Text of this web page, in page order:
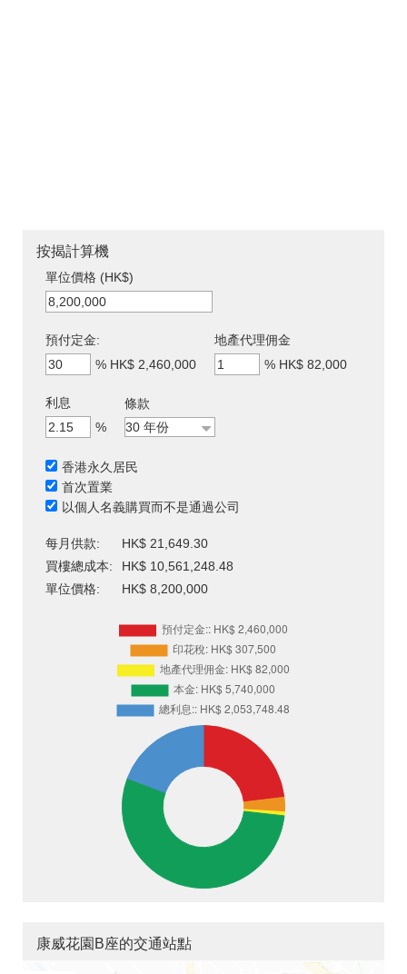
按揭計算機
單位價格 (HK$)
預付定金:
% HK$ 2,460,000
地產代理佣金
% HK$ 82,000
利息
%
條款
香港永久居民
首次置業
以個人名義購買而不是通過公司
每月供款:
HK$ 21,649.30
買樓總成本:
HK$ 10,561,248.48
單位價格:
HK$ 8,200,000
康威花園B座的交通站點